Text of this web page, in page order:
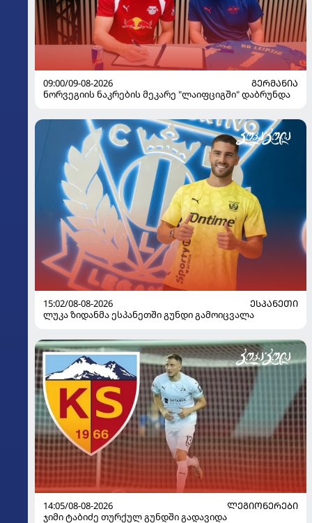
09:00/09-08-2026
ᲒᲔᲠᲛᲐᲜᲘᲐ
ნორვეგიის ნაკრების მეკარე "ლაიფციგში" დაბრუნდა
15:02/08-08-2026
ᲔᲡᲞᲐᲜᲔᲗᲘ
ლუკა ზიდანმა ესპანეთში გუნდი გამოიცვალა
14:05/08-08-2026
ᲚᲔᲒᲘᲝᲜᲔᲠᲔᲑᲘ
ჯიმი ტაბიძე თურქულ გუნდში გადავიდა